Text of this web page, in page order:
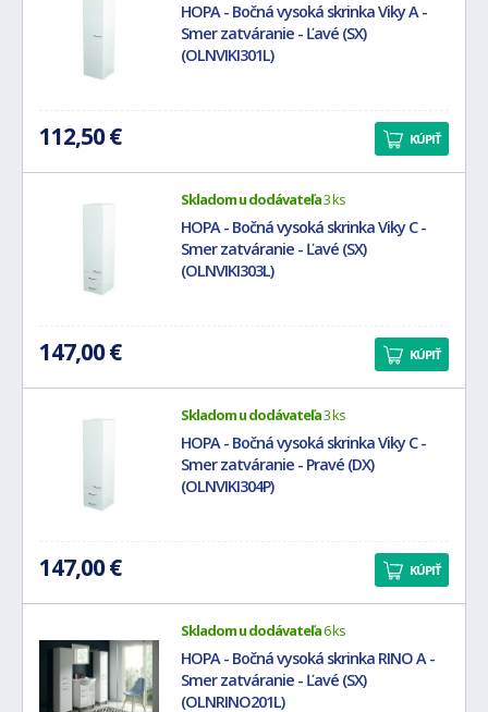
HOPA - Bočná vysoká skrinka Viky A -
Smer zatváranie - Ľavé (SX)
(OLNVIKI301L)
112,50 € KÚPIŤ
Skladom u dodávateľa3 ks
HOPA - Bočná vysoká skrinka Viky C -
Smer zatváranie - Ľavé (SX)
(OLNVIKI303L)
147,00 € KÚPIŤ
Skladom u dodávateľa3 ks
HOPA - Bočná vysoká skrinka Viky C -
Smer zatváranie - Pravé (DX)
(OLNVIKI304P)
147,00 € KÚPIŤ
Skladom u dodávateľa6 ks
HOPA - Bočná vysoká skrinka RINO A -
Smer zatváranie - Ľavé (SX)
(OLNRINO201L)